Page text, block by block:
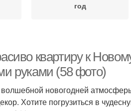
год
квартиру к
руками (58 фото)
новогодней
Хотите погрузиться в